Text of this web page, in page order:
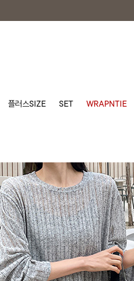
플러스SIZE SET WRAPNTIE